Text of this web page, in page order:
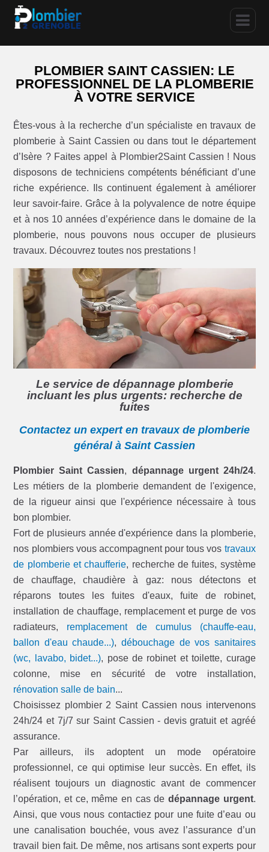
PLOMBIER SAINT CASSIEN: LE
PROFESSIONNEL DE LA PLOMBERIE
À VOTRE SERVICE
Êtes-vous à la recherche d’un spécialiste en travaux de
plomberie à Saint Cassien ou dans tout le département
d’Isère ? Faites appel à Plombier2Saint Cassien ! Nous
disposons de techniciens compétents bénéficiant d’une
riche expérience. Ils continuent également à améliorer
leur savoir-faire. Grâce à la polyvalence de notre équipe
et à nos 10 années d’expérience dans le domaine de la
plomberie, nous pouvons nous occuper de plusieurs
travaux. Découvrez toutes nos prestations !
Le service de dépannage plomberie
incluant les plus urgents: recherche de
fuites
Contactez un expert en travaux de plomberie
général à Saint Cassien
Plombier Saint Cassien, dépannage urgent 24h/24.
Les métiers de la plomberie demandent de l'exigence,
de la rigueur ainsi que l'expérience nécessaire à tous
bon plombier.
Fort de plusieurs année d'expérience dans la plomberie,
nos plombiers vous accompagnent pour tous vos travaux
de plomberie et chaufferie, recherche de fuites, système
de chauffage, chaudière à gaz: nous détectons et
réparons toutes les fuites d'eaux, fuite de robinet,
installation de chauffage, remplacement et purge de vos
radiateurs, remplacement de cumulus (chauffe-eau,
ballon d'eau chaude...), débouchage de vos sanitaires
(wc, lavabo, bidet...), pose de robinet et toilette, curage
colonne, mise en sécurité de votre installation,
rénovation salle de bain...
Choisissez plombier 2 Saint Cassien nous intervenons
24h/24 et 7j/7 sur Saint Cassien - devis gratuit et agréé
assurance.
Par ailleurs, ils adoptent un mode opératoire
professionnel, ce qui optimise leur succès. En effet, ils
réalisent toujours un diagnostic avant de commencer
l’opération, et ce, même en cas de dépannage urgent.
Ainsi, que vous nous contactiez pour une fuite d’eau ou
une canalisation bouchée, vous avez l’assurance d’un
travail bien fait. De même, nos artisans sont experts pour